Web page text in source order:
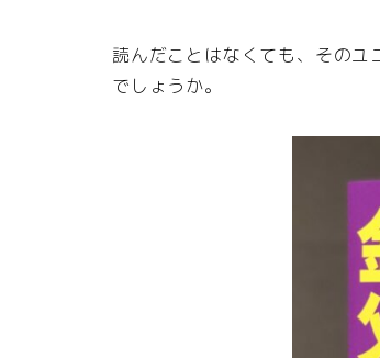
読んだことはなくても、その
でしょうか。